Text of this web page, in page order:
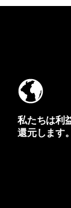
私たちは利
還元します。